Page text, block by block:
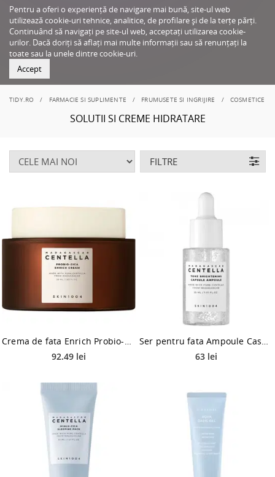
Pentru a oferi o experiență de navigare mai bună, site-ul web
utilizează cookie-uri tehnice, analitice, de profilare și de la terțe părți.
Continuând să navigați pe site-ul web, acceptați utilizarea cookie-
urilor. Dacă doriți să aflați mai multe informații sau să renunțați la
toate sau la unele dintre cookie-uri.
Accept
TIDY.RO FARMACIE SI SUPLIMENTE FRUMUSETE SI INGRIJIRE COSMETICE
SOLUTII SI CREME HIDRATARE
FILTRE
92.49 lei
63 lei